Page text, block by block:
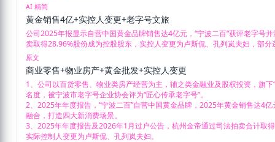
AI 精简
黄金销售4亿+实控人变更+老字号文旅
公司2025年报显示自营中国黄金品牌销售达4亿元，“宁波二百“获评老字号
卖取得28.96%股份成为控股股东，实控人变更为卢斯侃、孔列岚夫妇，部分
原文
商业零售+物业房产+黄金批发+实控人变更
1、公司以百货零售、物业类房产经营为主，辅之类金融业及股权投资，旗
名度，被宁波市老字号企业协会评为“匠心传承老字号”。
2、2025年年度报告，“宁波二百”自营中国黄金品牌，2025年黄金销售达4
融合，打造四大新消费场景。
3、2025年年度报告及2026年1月过户公告，杭州金帝通过司法拍卖合计取
实际控制人变更为卢斯侃、孔列岚夫妇。